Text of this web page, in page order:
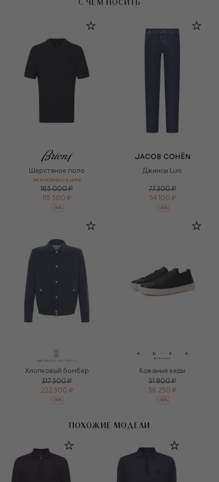
С ЧЕМ НОСИТЬ
Шерстяное поло
ЭКСКЛЮЗИВНО В ЦУМЕ
165 000 ₽
115 500 ₽
-30%
Джинсы Luis
77 300 ₽
54 100 ₽
-30%
Хлопковый бомбер
317 500 ₽
222 500 ₽
-30%
Кожаные кеды
51 800 ₽
36 250 ₽
-30%
ПОХОЖИЕ МОДЕЛИ